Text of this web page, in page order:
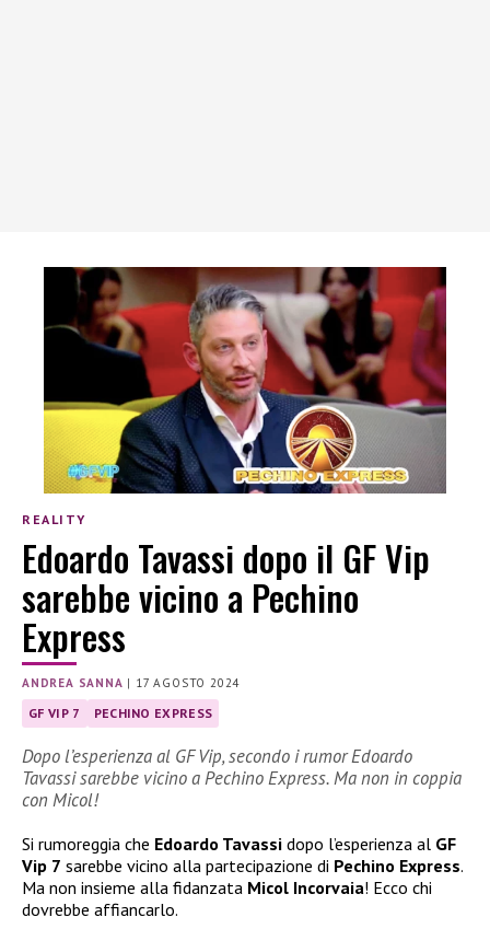
REALITY
Edoardo Tavassi dopo il GF Vip
sarebbe vicino a Pechino
Express
ANDREA SANNA | 17 AGOSTO 2024
GF VIP 7 PECHINO EXPRESS
Dopo l’esperienza al GF Vip, secondo i rumor Edoardo
Tavassi sarebbe vicino a Pechino Express. Ma non in coppia
con Micol!
Si rumoreggia che Edoardo Tavassi dopo l’esperienza al GF
Vip 7 sarebbe vicino alla partecipazione di Pechino Express.
Ma non insieme alla fidanzata Micol Incorvaia! Ecco chi
dovrebbe affiancarlo.